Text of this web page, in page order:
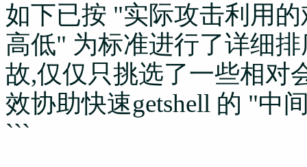
如下已按 "实际攻击利用
高低" 为标准进行了详细
故,仅仅只挑选了一些相对
效协助快速getshell 的 "中
```